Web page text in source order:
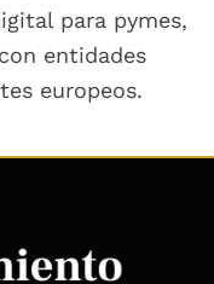
para pymes,
entidades
europeos.